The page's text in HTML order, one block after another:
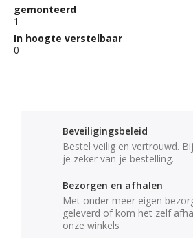
gemonteerd
1
In hoogte verstelbaar
0
Beveiligingsbeleid
Bestel veilig en vertrouwd.
je zeker van je bestelling.
Bezorgen en afhalen
Met onder meer eigen
geleverd of kom het zelf
onze winkels